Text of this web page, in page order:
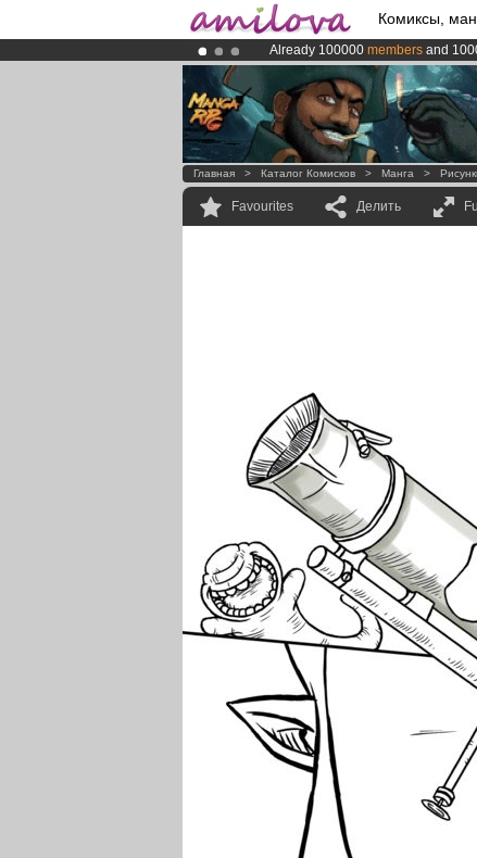
Комиксы,
Already 100000 members and
Premium membership from3.95
AmilovaKickstarter is now LIVE!.
Главная > Каталог Комисков > Манга >
Favourites Делить